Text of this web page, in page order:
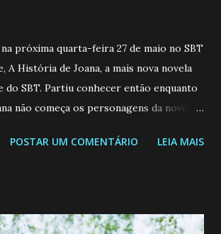
próxima quarta-feira 27 de maio no SBT
A História de Joana, a mais nova novela
SBT. Partiu conhecer então enquanto
não começa os personagens da novela?
26 JOANA GUADALUPE (Camila
até encontrar o homem que realmente
POSTAR UM COMENTÁRIO LEIA MAIS